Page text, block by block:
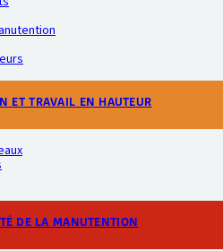
ET TRAVAIL EN HAUTEUR
DE LA MANUTENTION